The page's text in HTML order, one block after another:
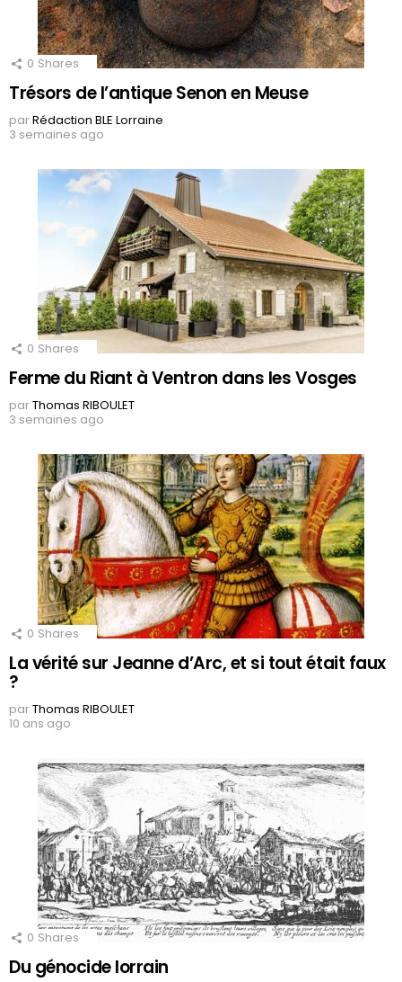
0 Shares
Trésors de l’antique Senon en Meuse
parRédaction BLE Lorraine
3 semaines ago
0 Shares
Ferme du Riant à Ventron dans les Vosges
parThomas RIBOULET
3 semaines ago
0 Shares
La vérité sur Jeanne d’Arc, et si tout était faux
?
parThomas RIBOULET
10 ans ago
0 Shares
Du génocide lorrain